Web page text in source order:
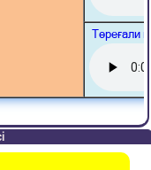
Төреғали